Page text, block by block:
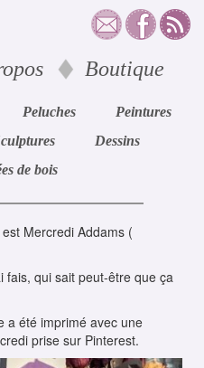
Boutique
Peluches
Peintures
Dessins
de bois
Mercredi Addams (
fais, qui sait peut-être que ça
a été imprimé avec une
prise sur Pinterest.